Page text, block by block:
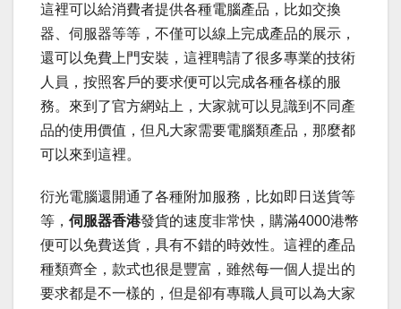
這裡可以給消費者提供各種電腦產品，比如交換
器、伺服器等等，不僅可以線上完成產品的展示，
還可以免費上門安裝，這裡聘請了很多專業的技術
人員，按照客戶的要求便可以完成各種各樣的服
務。來到了官方網站上，大家就可以見識到不同產
品的使用價值，但凡大家需要電腦類產品，那麼都
可以來到這裡。
衍光電腦還開通了各種附加服務，比如即日送貨等
等， 伺服器香港發貨的速度非常快，購滿4000港幣
便可以免費送貨，具有不錯的時效性。這裡的產品
種類齊全，款式也很是豐富，雖然每一個人提出的
要求都是不一樣的，但是卻有專職人員可以為大家